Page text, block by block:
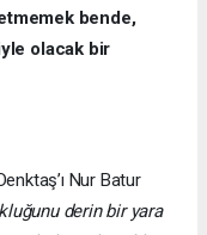
bende,
olacak bir
Nur Batur
derin bir yara